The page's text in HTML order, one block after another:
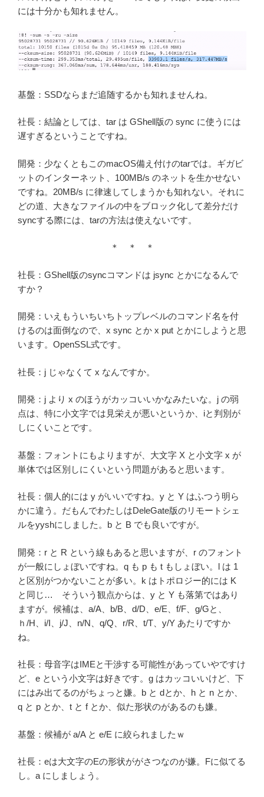
には十分かも知れません。
基盤：SSDならまだ追随するかも知れませんね。
社長：結論としては、tar は GShell版の sync に使うには
遅すぎるということですね。
開発：少なくともこのmacOS備え付けのtarでは。ギガビ
ットのインターネット、100MB/s のネットを生かせない
ですね。20MB/s に律速してしまうかも知れない。それに
どの道、大きなファイルの中をブロック化して差分だけ
syncする際には、tarの方法は使えないです。
＊ ＊ ＊
社長：GShell版のsyncコマンドは jsync とかになるんで
すか？
開発：いえもういちいちトップレベルのコマンド名を付
けるのは面倒なので、x sync とか x put とかにしようと思
います。OpenSSL式です。
社長：j じゃなくて x なんですか。
開発：j より x のほうがカッコいいかなみたいな。j の弱
点は、特に小文字では見栄えが悪いというか、iと判別が
しにくいことです。
基盤：フォントにもよりますが、大文字 X と小文字 x が
単体では区別しにくいという問題があると思います。
社長：個人的には y がいいですね。y と Y はふつう明ら
かに違う。だもんでわたしはDeleGate版のリモートシェ
ルをyyshにしました。b と B でも良いですが。
開発：r と R という線もあると思いますが、r のフォント
が一般にしょぼいですね。q も p も t もしょぼい。l は 1
と区別がつかないことが多い。k はトポロジー的には K
と同じ… そういう観点からは、y と Y も落第ではあり
ますが。候補は、a/A、b/B、d/D、e/E、f/F、g/Gと、
ｈ/H、i/I、j/J、n/N、q/Q、r/R、t/T、y/Y あたりですか
ね。
社長：母音字はIMEと干渉する可能性があっていやですけ
ど、e という小文字は好きです。g はカッコいいけど、下
にはみ出てるのがちょっと嫌。b と dとか、h と n とか、
q と p とか、t と f とか、似た形状のがあるのも嫌。
基盤：候補が a/A と e/E に絞られましたｗ
社長：eは大文字のEの形状ががさつなのが嫌。Fに似てる
し。a にしましょう。